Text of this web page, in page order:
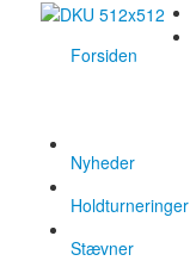
Forsiden
Nyheder
Holdturneringer
Stævner